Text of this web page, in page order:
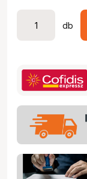
db